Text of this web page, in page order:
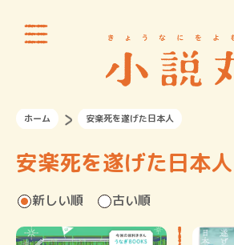
ホーム 安楽死を遂げた日本人
安楽死を遂げた日本人
新しい順 古い順